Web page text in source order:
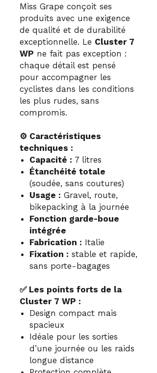
Miss Grape conçoit ses
produits avec une exigence
de qualité et de durabilité
exceptionnelle. Le Cluster 7
WP ne fait pas exception :
chaque détail est pensé
pour accompagner les
cyclistes dans les conditions
les plus rudes, sans
compromis.
⚙️ Caractéristiques
techniques :
Capacité : 7 litres
Étanchéité totale
(soudée, sans coutures)
Usage : Gravel, route,
bikepacking à la journée
Fonction garde-boue
intégrée
Fabrication : Italie
Fixation : stable et rapide,
sans porte-bagages
✅ Les points forts de la
Cluster 7 WP :
Design compact mais
spacieux
Idéale pour les sorties
d’une journée ou les raids
longue distance